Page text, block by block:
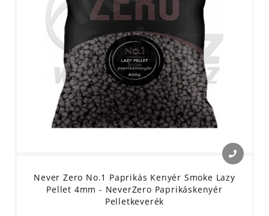
Never Zero No.1 Paprikás Kenyér Smoke Lazy
Pellet 4mm - NeverZero Paprikáskenyér
Pelletkeverék